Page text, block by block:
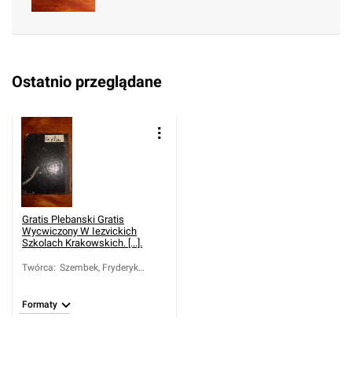
Ostatnio przeglądane
Gratis Plebanski Gratis
Wycwiczony W Iezvickich
Szkolach Krakowskich. [...].
Twórca: Szembek, Fryderyk
Formaty